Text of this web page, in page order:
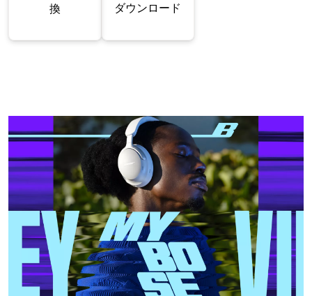
換
ダウンロード